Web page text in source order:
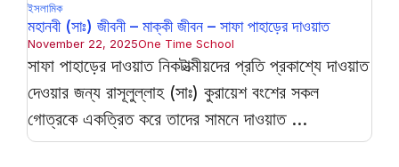
ইসলামিক
মহানবী (সাঃ) জীবনী – মাক্কী জীবন – সাফা পাহাড়ের দাওয়াত
November 22, 2025One Time School
সাফা পাহাড়ের দাওয়াত নিকটাত্মীয়দের প্রতি প্রকাশ্যে দাওয়াত
দেওয়ার জন্য রাসূলুল্লাহ (সাঃ) কুরায়েশ বংশের সকল
গোত্রকে একত্রিত করে তাদের সামনে দাওয়াত ...